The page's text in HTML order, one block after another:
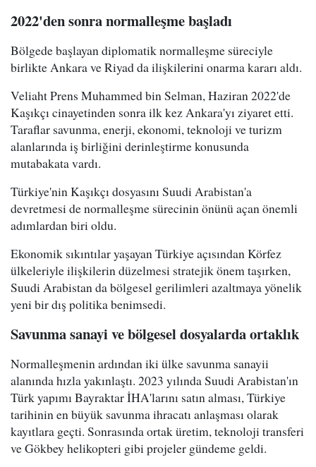
2022'den sonra normalleşme başladı
Bölgede başlayan diplomatik normalleşme süreciyle
birlikte Ankara ve Riyad da ilişkilerini onarma kararı aldı.
Veliaht Prens Muhammed bin Selman, Haziran 2022'de
Kaşıkçı cinayetinden sonra ilk kez Ankara'yı ziyaret etti.
Taraflar savunma, enerji, ekonomi, teknoloji ve turizm
alanlarında iş birliğini derinleştirme konusunda
mutabakata vardı.
Türkiye'nin Kaşıkçı dosyasını Suudi Arabistan'a
devretmesi de normalleşme sürecinin önünü açan önemli
adımlardan biri oldu.
Ekonomik sıkıntılar yaşayan Türkiye açısından Körfez
ülkeleriyle ilişkilerin düzelmesi stratejik önem taşırken,
Suudi Arabistan da bölgesel gerilimleri azaltmaya yönelik
yeni bir dış politika benimsedi.
Savunma sanayi ve bölgesel dosyalarda ortaklık
Normalleşmenin ardından iki ülke savunma sanayii
alanında hızla yakınlaştı. 2023 yılında Suudi Arabistan'ın
Türk yapımı Bayraktar İHA'larını satın alması, Türkiye
tarihinin en büyük savunma ihracatı anlaşması olarak
kayıtlara geçti. Sonrasında ortak üretim, teknoloji transferi
ve Gökbey helikopteri gibi projeler gündeme geldi.